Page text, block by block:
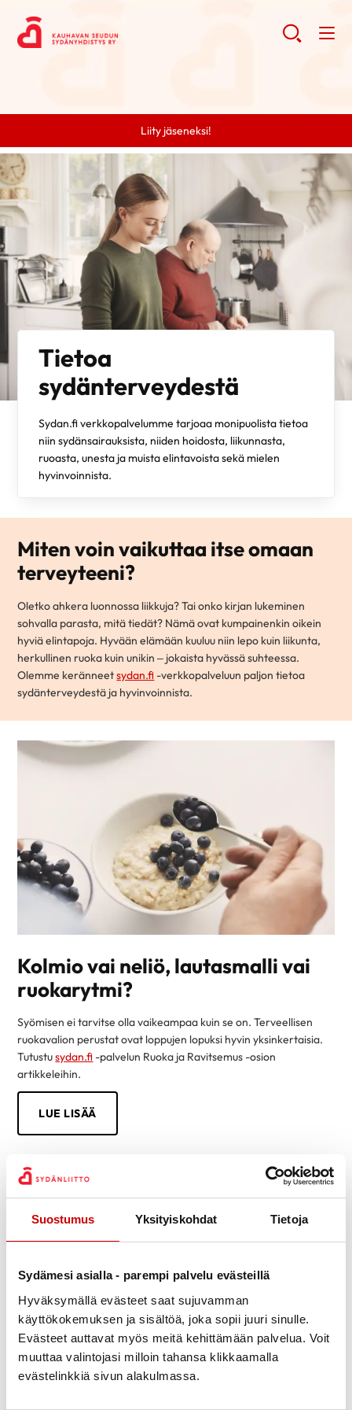
Suostumus Yksityiskohdat Tietoja
Sydämesi asialla - parempi palvelu evästeillä
Hyväksymällä evästeet saat sujuvamman
käyttökokemuksen ja sisältöä, joka sopii juuri sinulle.
Evästeet auttavat myös meitä kehittämään palvelua. Voit
muuttaa valintojasi milloin tahansa klikkaamalla
evästelinkkiä sivun alakulmassa.
Liity jäseneksi!
Tietoa
sydänterveydestä
Sydan.fi verkkopalvelumme tarjoaa monipuolista tietoa
niin sydänsairauksista, niiden hoidosta, liikunnasta,
ruoasta, unesta ja muista elintavoista sekä mielen
hyvinvoinnista.
Miten voin vaikuttaa itse omaan
terveyteeni?
Oletko ahkera luonnossa liikkuja? Tai onko kirjan lukeminen
sohvalla parasta, mitä tiedät? Nämä ovat kumpainenkin oikein
hyviä elintapoja. Hyvään elämään kuuluu niin lepo kuin liikunta,
herkullinen ruoka kuin unikin – jokaista hyvässä suhteessa.
Olemme keränneetsydan.fi -verkkopalveluun paljon tietoa
sydänterveydestä ja hyvinvoinnista.
Kolmio vai neliö, lautasmalli vai
ruokarytmi?
Syömisen ei tarvitse olla vaikeampaa kuin se on. Terveellisen
ruokavalion perustat ovat loppujen lopuksi hyvin yksinkertaisia.
Tutustusydan.fi -palvelun Ruoka ja Ravitsemus -osion
artikkeleihin.
LUE LISÄÄ